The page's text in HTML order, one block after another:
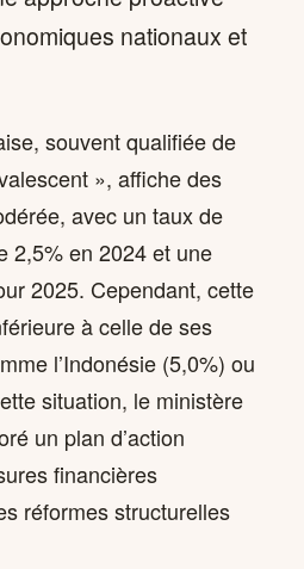
nationaux et
souvent qualifiée de
», affiche des
avec un taux de
2,5% en 2024 et une
2025. Cependant, cette
à celle de ses
l’Indonésie (5,0%) ou
situation, le ministère
un plan d’action
financières
réformes structurelles